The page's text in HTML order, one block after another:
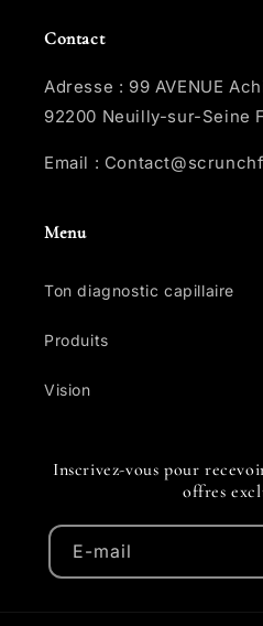
Contact
Adresse : 99 AVENUE
92200 Neuilly-sur-Seine
Email :
Menu
Ton diagnostic capillaire
Produits
Vision
Inscrivez-vous pour
offres
E-mail